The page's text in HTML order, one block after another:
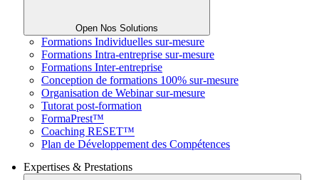
Open Nos Solutions
Formations Individuelles sur-mesure
Formations Intra-entreprise sur-mesure
Formations Inter-entreprise
Conception de formations 100% sur-mesure
Organisation de Webinar sur-mesure
Tutorat post-formation
FormaPrest™
Coaching RESET™
Plan de Développement des Compétences
Expertises & Prestations